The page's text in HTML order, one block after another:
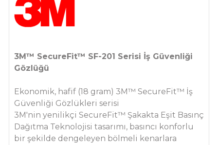
3M™ SecureFit™ SF-201 Serisi İş Güvenliği
Gözlüğü
Ekonomik, hafif (18 gram) 3M™ SecureFit™ İş
Güvenliği Gözlükleri serisi
3M'nin yenilikçi SecureFit™ Şakakta Eşit Basınç
Dağıtma Teknolojisi tasarımı, basıncı konforlu
bir şekilde dengeleyen bölmeli kenarlara